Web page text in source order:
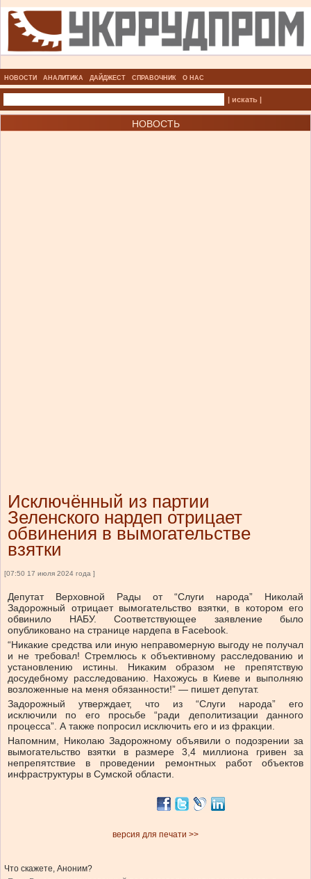
НОВОСТИ АНАЛИТИКА ДАЙДЖЕСТ СПРАВОЧНИК О НАС
| искать |
НОВОСТЬ
Исключённый из партии
Зеленского нардеп отрицает
обвинения в вымогательстве
взятки
[07:50 17 июля 2024 года ]
Депутат Верховной Рады от “Слуги народа” Николай
Задорожный отрицает вымогательство взятки, в котором его
обвинило НАБУ. Соответствующее заявление было
опубликовано на странице нардепа в Facebook.
“Никакие средства или иную неправомерную выгоду не получал
и не требовал! Стремлюсь к объективному расследованию и
установлению истины. Никаким образом не препятствую
досудебному расследованию. Нахожусь в Киеве и выполняю
возложенные на меня обязанности!” — пишет депутат.
Задорожный утверждает, что из “Слуги народа” его
исключили по его просьбе “ради деполитизации данного
процесса”. А также попросил исключить его и из фракции.
Напомним, Николаю Задорожному объявили о подозрении за
вымогательство взятки в размере 3,4 миллиона гривен за
непрепятствие в проведении ремонтных работ объектов
инфраструктуры в Сумской области.
версия для печати >>
Что скажете, Аноним?